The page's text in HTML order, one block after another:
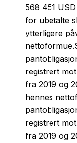
568 451
for ubetalte
ytterligere
nettoformue.
registrert
fra 2019 og
hennes
registrert
fra 2019 og